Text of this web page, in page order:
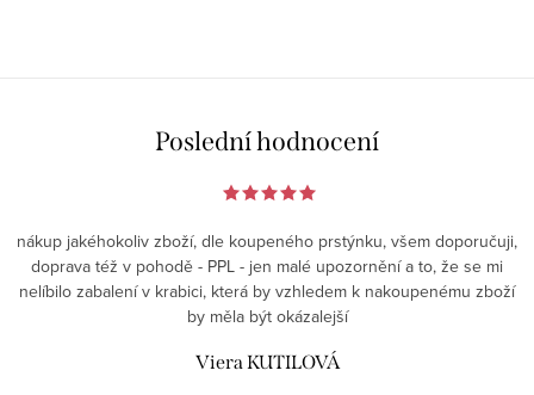
Poslední hodnocení
nákup jakéhokoliv zboží, dle koupeného prstýnku, všem doporučuji,
doprava též v pohodě - PPL - jen malé upozornění a to, že se mi
nelíbilo zabalení v krabici, která by vzhledem k nakoupenému zboží
by měla být okázalejší
Viera KUTILOVÁ